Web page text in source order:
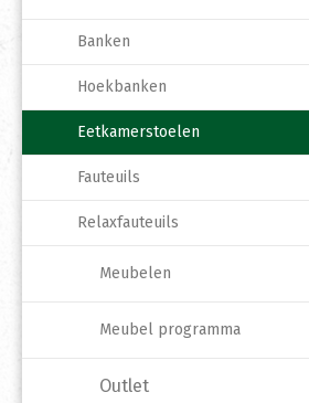
Banken
Hoekbanken
Eetkamerstoelen
Fauteuils
Relaxfauteuils
Meubelen
Meubel programma
Outlet